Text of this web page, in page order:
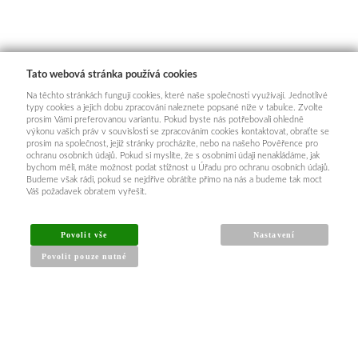
Tato webová stránka používá cookies
Na těchto stránkách fungují cookies, které naše společnosti využívají. Jednotlivé
typy cookies a jejich dobu zpracování naleznete popsané níže v tabulce. Zvolte
prosím Vámi preferovanou variantu. Pokud byste nás potřebovali ohledně
výkonu vašich práv v souvislosti se zpracováním cookies kontaktovat, obraťte se
prosím na společnost, jejíž stránky procházíte, nebo na našeho Pověřence pro
ochranu osobních údajů. Pokud si myslíte, že s osobními údaji nenakládáme, jak
bychom měli, máte možnost podat stížnost u Úřadu pro ochranu osobních údajů.
Budeme však rádi, pokud se nejdříve obrátíte přímo na nás a budeme tak moct
Váš požadavek obratem vyřešit.
Povolit vše
Povolit pouze nutné
Nastavení